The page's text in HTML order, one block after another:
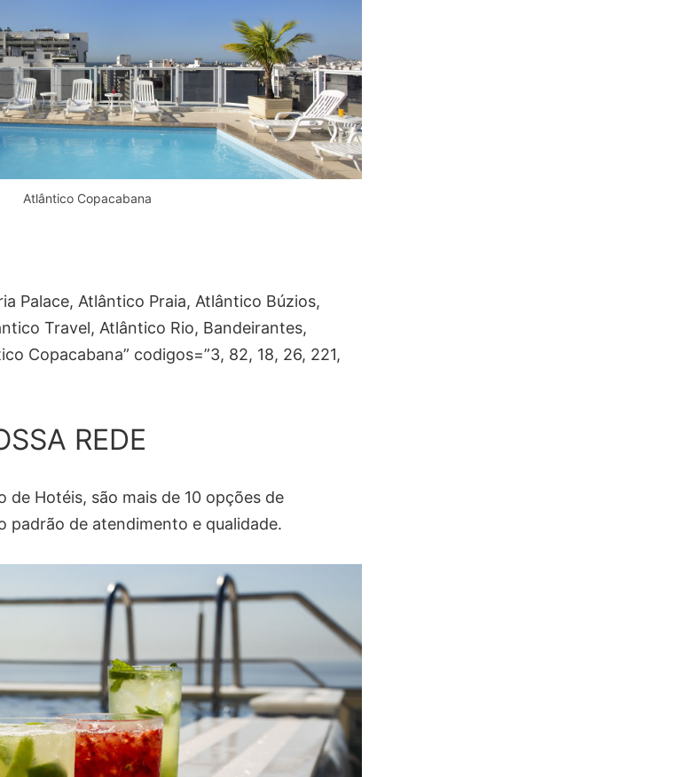
Atlântico Copacabana
Palace, Atlântico Praia, Atlântico Búzios,
Travel, Atlântico Rio, Bandeirantes,
Copacabana” codigos=”3, 82, 18, 26, 221,
REDE
de Hotéis, são mais de 10 opções de
padrão de atendimento e qualidade.